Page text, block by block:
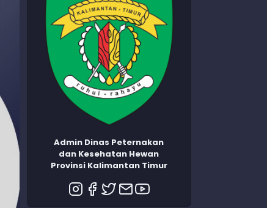
Admin Dinas Peternakan
dan Kesehatan Hewan
Provinsi Kalimantan Timur